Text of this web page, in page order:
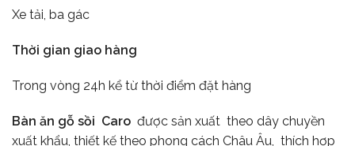
Xe tải, ba gác
Thời gian giao hàng
Trong vòng 24h kể từ thời điểm đặt hàng
Bàn ăn gỗ sồi Caro được sản xuất theo dây chuyền
xuất khẩu, thiết kế theo phong cách Châu Âu, thích hợp